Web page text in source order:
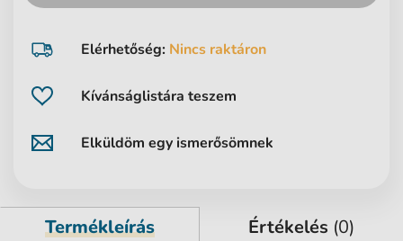
Kívánságlistára teszem
Elküldöm egy ismerősömnek
Elérhetőség: Nincs raktáron
Termékleírás Értékelés (0)